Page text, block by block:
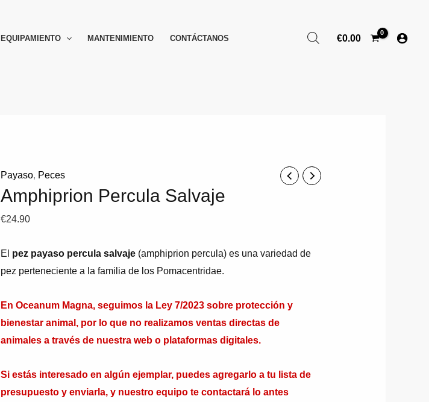
EQUIPAMIENTO MANTENIMIENTO CONTÁCTANOS €0.00
Payaso, Peces
Amphiprion Percula Salvaje
€24.90
El pez payaso percula salvaje(amphiprion percula) es una variedad de
pez perteneciente a la familia de los Pomacentridae.
En Oceanum Magna, seguimos la Ley 7/2023 sobre protección y
bienestar animal, por lo que no realizamos ventas directas de
animales a través de nuestra web o plataformas digitales.
Si estás interesado en algún ejemplar, puedes agregarlo a tu lista de
presupuesto y enviarla, y nuestro equipo te contactará lo antes